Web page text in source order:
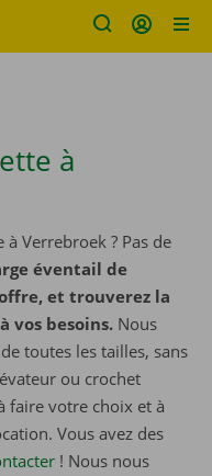
à
Verrebroek ? Pas de
éventail de
et trouverez la
vos besoins. Nous
toutes les tailles, sans
ou crochet
faire votre choix et à
Vous avez des
! Nous nous